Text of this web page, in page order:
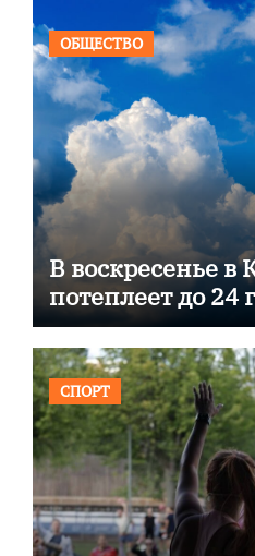
ОБЩЕСТВО
В воскресенье в
потеплеет до 24
СПОРТ